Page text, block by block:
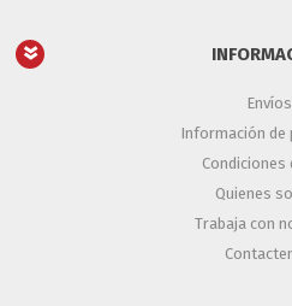
Envíos
Información de
Condiciones
Quienes
Trabaja con